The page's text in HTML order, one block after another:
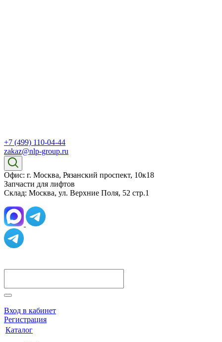
+7 (499) 110-04-44
zakaz@nlp-group.ru
Офис: г. Москва, Рязанский проспект, 10к18
Запчасти для лифтов
Склад: Москва, ул. Верхние Поля, 52 стр.1
Вход в кабинет
Регистрация
Каталог